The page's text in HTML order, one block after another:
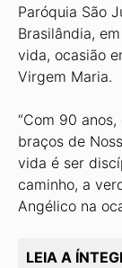
Paróquia São
Brasilândia,
vida, ocasião
Virgem Maria.
“Com 90
braços de
vida é ser
caminho, a
Angélico na
LEIA A